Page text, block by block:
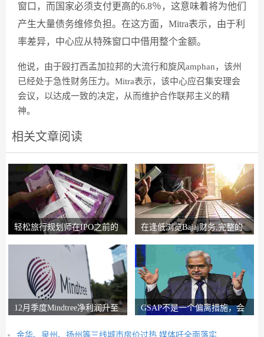
窗口，而国家必须支付更高的6.8％，这意味着将为他们
产生大量债务维修负担。在这方面，Mitra表示，由于利
率差异，中心应从特殊窗口中借用整个金额。
他说，由于殴打西孟加拉邦的大流行和旋风amphan，该州
已经处于急性财务压力。Mitra表示，该中心应召集安理会
会议，以达成一致的决定，从而维护合作联邦主义的精
神。
相关文章阅读
轻松旅行规划师在IPO之前的
在逢低浏览Bajaj财务;完整的
12月季度Mindtree净利润升至
GSAP不是一个偏离措施，会
金华、泉州、扬州等三线城市房价过热 媒体吁全面落实